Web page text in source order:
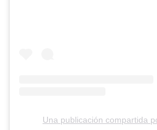
Una publicación compartida